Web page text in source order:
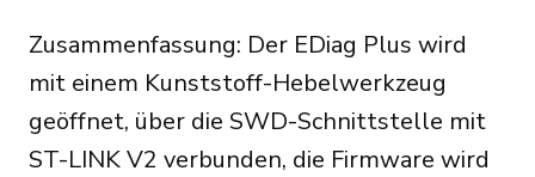
Zusammenfassung: Der EDiag Plus wird
mit einem Kunststoff-Hebelwerkzeug
geöffnet, über die SWD-Schnittstelle mit
ST-LINK V2 verbunden, die Firmware wird